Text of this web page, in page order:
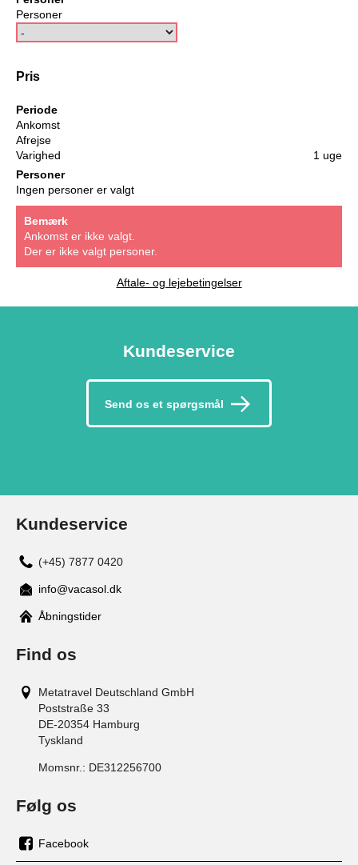
Personer
Pris
Periode
Ankomst
Afrejse
Varighed
1 uge
Personer
Ingen personer er valgt
Bemærk
Ankomst er ikke valgt.
Der er ikke valgt personer.
Aftale- og lejebetingelser
Kundeservice
Send os et spørgsmål
Kundeservice
(+45) 7877 0420
info@vacasol.dk
Åbningstider
Find os
Metatravel Deutschland GmbH
Poststraße 33
DE-20354 Hamburg
Tyskland
Momsnr.: DE312256700
Følg os
os
Facebook